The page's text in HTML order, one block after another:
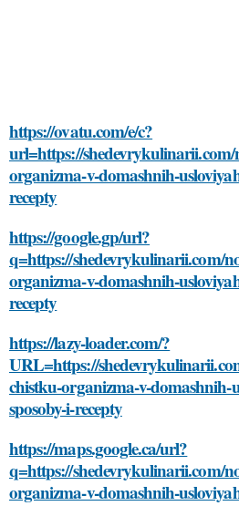
https://ovatu.com/e/c?
url=https://shedevrykulinarii.com/
organizma-v-domashnih-
recepty
https://google.gp/url?
q=https://shedevrykulinarii.com/
organizma-v-domashnih-
recepty
https://lazy-loader.com/?
URL=https://
chistku-organizma-v-domashnih-
sposoby-i-recepty
https://maps.google.ca/url?
q=https://shedevrykulinarii.com/
organizma-v-domashnih-